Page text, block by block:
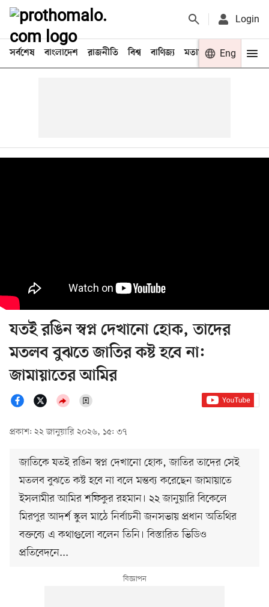
Login
সর্বশেষ বাংলাদেশ রাজনীতি বিশ্ব বাণিজ্য মতামত খেলা
Eng
যতই রঙিন স্বপ্ন দেখানো হোক, তাদের
মতলব বুঝতে জাতির কষ্ট হবে না:
জামায়াতের আমির
প্রকাশ: ২২ জানুয়ারি ২০২৬, ১৫: ৩৭
জাতিকে যতই রঙিন স্বপ্ন দেখানো হোক, জাতির তাদের সেই
মতলব বুঝতে কষ্ট হবে না বলে মন্তব্য করেছেন জামায়াতে
ইসলামীর আমির শফিকুর রহমান। ২২ জানুয়ারি বিকেলে
মিরপুর আদর্শ স্কুল মাঠে নির্বাচনী জনসভায় প্রধান অতিথির
বক্তব্যে এ কথাগুলো বলেন তিনি। বিস্তারিত ভিডিও
প্রতিবেদনে...